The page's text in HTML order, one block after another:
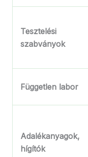
Tesztelési
szabványok
Független labor
Adalékanyagok,
hígítók